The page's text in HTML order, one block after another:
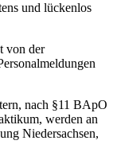
und lückenlos
von der
nach §11 BApO
werden an
Niedersachsen,